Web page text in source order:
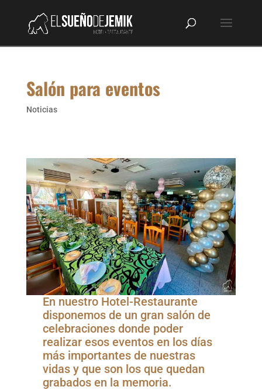
Salón para eventos
Noticias
En nuestro Hotel-Restaurante
disponemos de un gran salón de
celebraciones donde poder
realizar esos eventos en los días
más importantes de nuestras
vidas y que son los que quedan
grabados en la memoria.⁣